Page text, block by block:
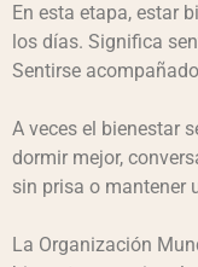
En esta etapa, estar
los días. Significa
Sentirse
A veces el bienestar
dormir mejor,
sin prisa o mantener
La Organización